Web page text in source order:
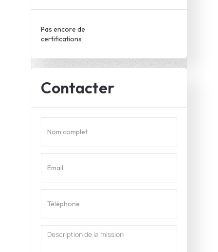
Pas encore de
certifications
Contacter